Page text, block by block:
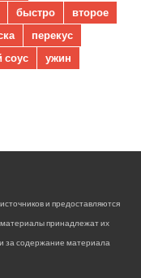
быстро
второе
перекус
соус ужин
и предоставляются
принадлежат их
за содержание материала